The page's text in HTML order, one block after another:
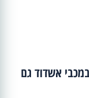
אשדוד גם